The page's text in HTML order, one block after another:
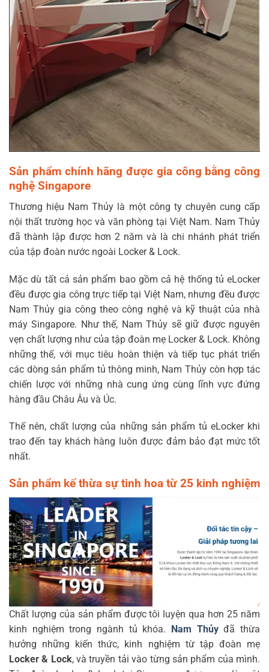
Sản phẩm chính hãng được gia công bằng công
nghệ Singapore
Thương hiệu Nam Thủy là một công ty chuyên cung cấp
nội thất trường học và văn phòng tại Việt Nam. Nam Thủy
đã thành lập được hơn 2 năm và là chi nhánh phát triển
của tập đoàn nước ngoài Locker & Lock.
Mặc dù tất cả sản phẩm bao gồm cả hệ thống tủ eLocker
đều được gia công trực tiếp tại Việt Nam, nhưng đều được
Nam Thủy gia công theo công nghệ và kỹ thuật của nhà
máy Singapore. Như thế, Nam Thủy sẽ giữ được nguyên
vẹn chất lượng như của tập đoàn mẹ Locker & Lock. Không
những thế, với mục tiêu hoàn thiện và tiếp tục phát triển
các dòng sản phẩm tủ thông minh, Nam Thủy còn hợp tác
chiến lược với những nhà cung ứng cùng lĩnh vực đứng
hàng đầu Châu Âu và Úc.
Thế nên, chất lượng của những sản phẩm tủ eLocker khi
trao đến tay khách hàng luôn được đảm bảo đạt mức tốt
nhất.
Sản phẩm kế thừa sự tinh hoa từ 25 kinh nghiệm
Chất lượng của sản phẩm được tôi luyện qua hơn 25 năm
kinh nghiệm trong ngành tủ khóa. Nam Thủyđã thừa
hưởng những kiến thức, kinh nghiệm từ tập đoàn mẹ
Locker & Lock, và truyền tải vào từng sản phẩm của mình.